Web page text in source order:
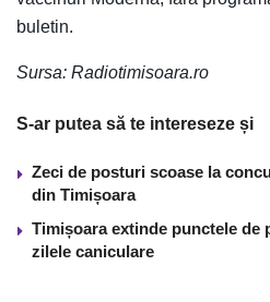
buletin.
Sursa: Radiotimisoara.ro
S-ar putea să te intereseze și
Zeci de posturi scoase la
din Timișoara
Timișoara extinde punctele
zilele caniculare